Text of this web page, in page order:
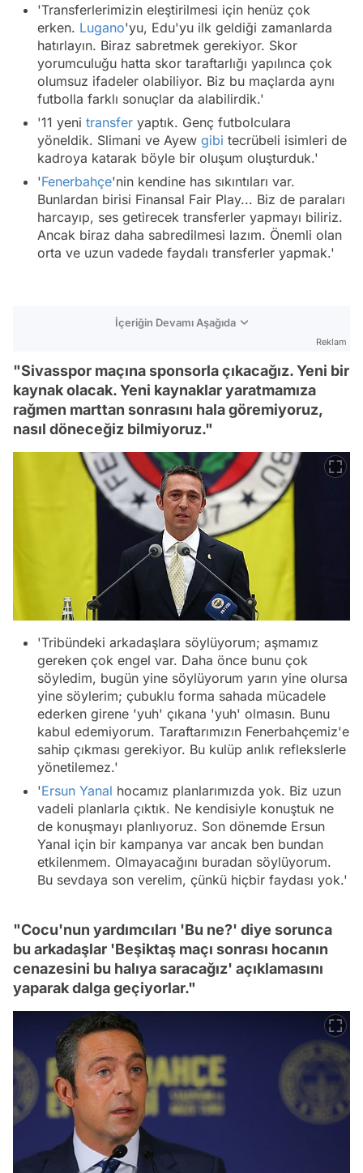
'Transferlerimizin eleştirilmesi için henüz çok
erken. Lugano'yu, Edu'yu ilk geldiği zamanlarda
hatırlayın. Biraz sabretmek gerekiyor. Skor
yorumculuğu hatta skor taraftarlığı yapılınca çok
olumsuz ifadeler olabiliyor. Biz bu maçlarda aynı
futbolla farklı sonuçlar da alabilirdik.'
'11 yeni transfer yaptık. Genç futbolculara
yöneldik. Slimani ve Ayew gibi tecrübeli isimleri de
kadroya katarak böyle bir oluşum oluşturduk.'
'Fenerbahçe'nin kendine has sıkıntıları var.
Bunlardan birisi Finansal Fair Play... Biz de paraları
harcayıp, ses getirecek transferler yapmayı biliriz.
Ancak biraz daha sabredilmesi lazım. Önemli olan
orta ve uzun vadede faydalı transferler yapmak.'
İçeriğin Devamı Aşağıda
Reklam
"Sivasspor maçına sponsorla çıkacağız. Yeni bir
kaynak olacak. Yeni kaynaklar yaratmamıza
rağmen marttan sonrasını hala göremiyoruz,
nasıl döneceğiz bilmiyoruz."
'Tribündeki arkadaşlara söylüyorum; aşmamız
gereken çok engel var. Daha önce bunu çok
söyledim, bugün yine söylüyorum yarın yine olursa
yine söylerim; çubuklu forma sahada mücadele
ederken girene 'yuh' çıkana 'yuh' olmasın. Bunu
kabul edemiyorum. Taraftarımızın Fenerbahçemiz'e
sahip çıkması gerekiyor. Bu kulüp anlık reflekslerle
yönetilemez.'
'Ersun Yanal hocamız planlarımızda yok. Biz uzun
vadeli planlarla çıktık. Ne kendisiyle konuştuk ne
de konuşmayı planlıyoruz. Son dönemde Ersun
Yanal için bir kampanya var ancak ben bundan
etkilenmem. Olmayacağını buradan söylüyorum.
Bu sevdaya son verelim, çünkü hiçbir faydası yok.'
"Cocu'nun yardımcıları 'Bu ne?' diye sorunca
bu arkadaşlar 'Beşiktaş maçı sonrası hocanın
cenazesini bu halıya saracağız' açıklamasını
yaparak dalga geçiyorlar."